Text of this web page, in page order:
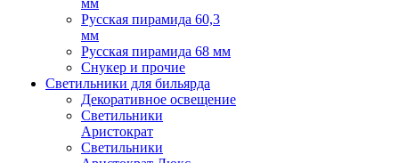
мм
Русская пирамида 60,3
мм
Русская пирамида 68 мм
Снукер и прочие
Светильники для бильярда
Декоративное освещение
Светильники
Аристократ
Светильники